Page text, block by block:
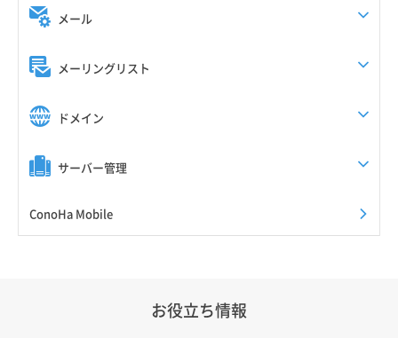
メール
メーリングリスト
ドメイン
サーバー管理
ConoHa Mobile
お役立ち情報